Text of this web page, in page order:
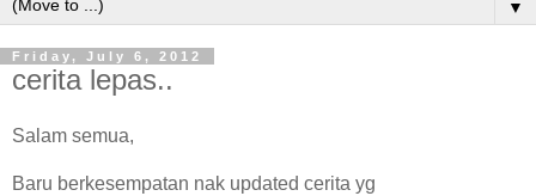
▼
Friday, July 6, 2012
cerita lepas..
Salam semua,
Baru berkesempatan nak updated cerita yg